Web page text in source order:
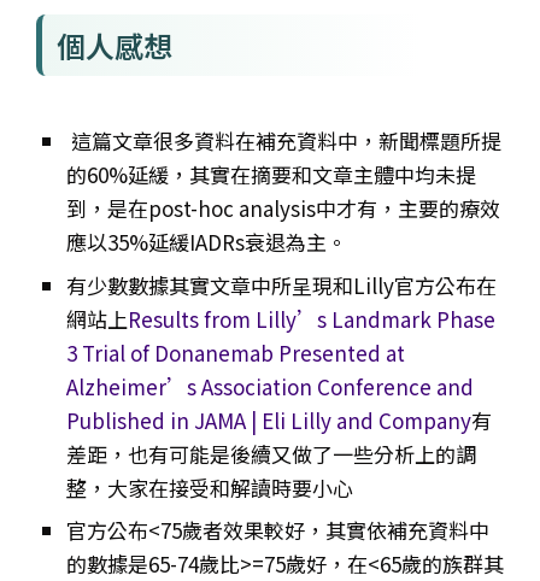
個人感想
這篇文章很多資料在補充資料中，新聞標題所提
的60%延緩，其實在摘要和文章主體中均未提
到，是在post-hoc analysis中才有，主要的療效
應以35%延緩IADRs衰退為主。
有少數數據其實文章中所呈現和Lilly官方公布在
網站上Results from Lilly’s Landmark Phase
3 Trial of Donanemab Presented at
Alzheimer’s Association Conference and
Published in JAMA | Eli Lilly and Company有
差距，也有可能是後續又做了一些分析上的調
整，大家在接受和解讀時要小心
官方公布<75歲者效果較好，其實依補充資料中
的數據是65-74歲比>=75歲好，在<65歲的族群其